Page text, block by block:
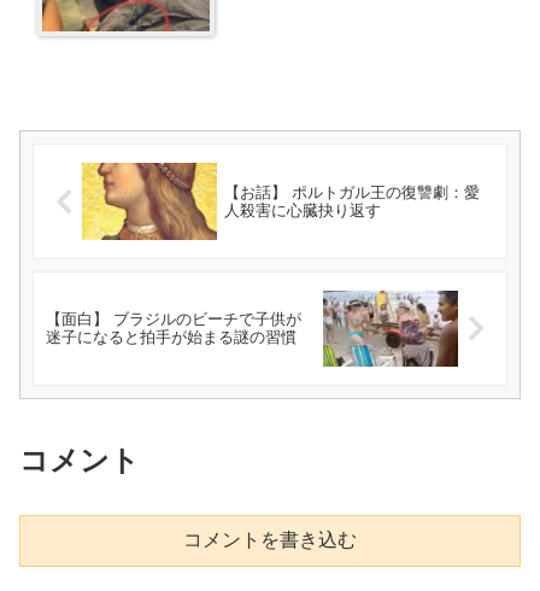
【お話】 ポルトガル王の復讐劇：愛
人殺害に心臓抉り返す
【面白】 ブラジルのビーチで子供が
迷子になると拍手が始まる謎の習慣
コメント
コメントを書き込む